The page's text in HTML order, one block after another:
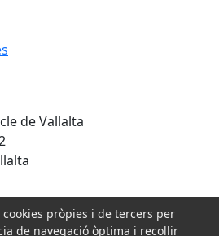
de Vallalta
pròpies i de tercers per
de navegació òptima i recollir